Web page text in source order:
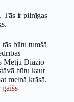
Tās ir pilnīgas
būtu tumšā
Metjū Diazio
būtu kaut
melnā krāsā.
gaišs –